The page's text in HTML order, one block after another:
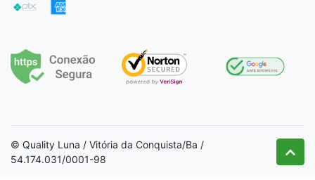
© Quality Luna / Vitória da Conquista/Ba /
54.174.031/0001-98